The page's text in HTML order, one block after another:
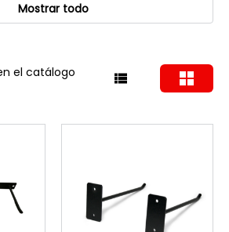
Mostrar todo
el catálogo